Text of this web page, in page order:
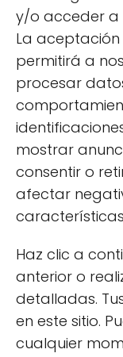
y/o acceder a
La
permitirá a
procesar
mostrar
consentir o
afectar
Haz clic a
anterior o
detalladas.
en este sitio.
cualquier
Evitar
para no
Cómo el
mejora
El aceite
de oliva virgen
impacto
composición
a mantener
Estos
inflamación
promoviendo